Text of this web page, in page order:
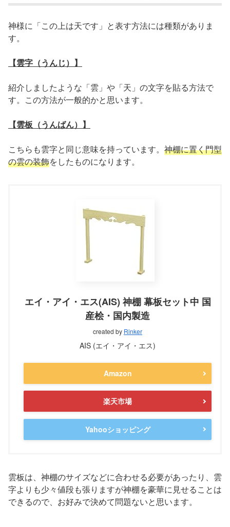
神様に「この上は天です」と表す方法には種類がありま
す。
【雲字（うんじ）】
紹介しましたような「雲」や「天」の文字を貼る方法で
す。この方法が一般的かと思います。
【雲板（うんばん）】
こちらも雲字と同じ意味を持っています。 神棚に置く門型
の雲の装飾をしたものになります。
エイ・アイ・エス(AIS) 神棚 幕板セット中 国
産桧・国内製造
created by Rinker
AIS (エイ・アイ・エス)
Amazon
楽天市場
Yahooショッピング
雲板は、神棚のサイズなどに合わせる必要があったり、雲
字よりも少々値段も張りますが神棚を豪華に見せることは
できるので、お好みで決めて問題ないと思います。